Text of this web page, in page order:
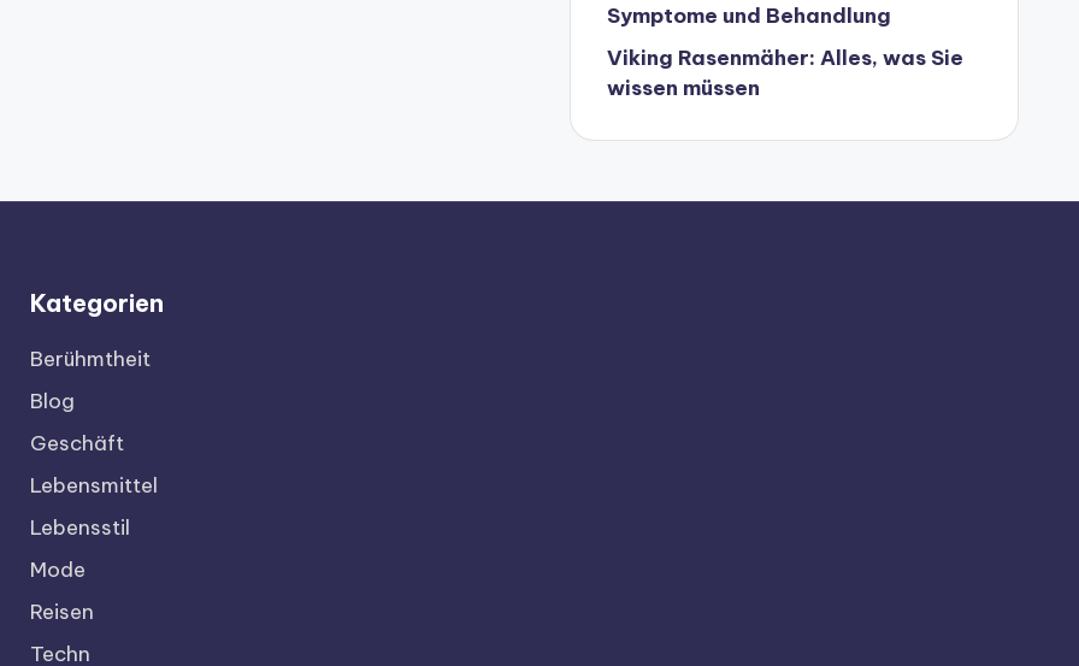
Symptome und Behandlung
Viking Rasenmäher: Alles, was Sie
wissen müssen
Kategorien
Berühmtheit
Blog
Geschäft
Lebensmittel
Lebensstil
Mode
Reisen
Techn